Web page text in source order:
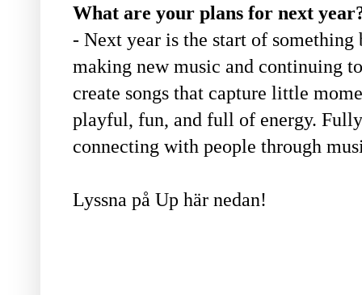
What are your plans for next
- Next year is the start of
making new music and continuing
create songs that capture little
playful, fun, and full of energy.
connecting with people through
Lyssna på Up här nedan!